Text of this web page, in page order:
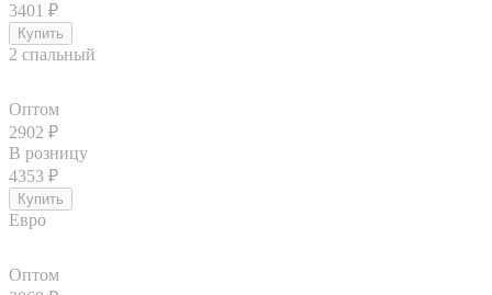
3401 ₽
2 спальный
Оптом
2902 ₽
В розницу
4353 ₽
Евро
Оптом